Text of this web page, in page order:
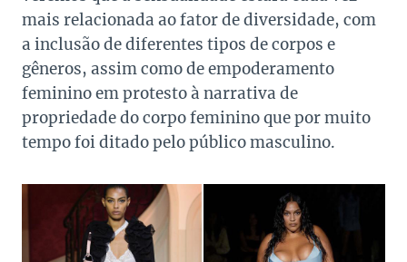
mais relacionada ao fator de diversidade, com
a inclusão de diferentes tipos de corpos e
gêneros, assim como de empoderamento
feminino em protesto à narrativa de
propriedade do corpo feminino que por muito
tempo foi ditado pelo público masculino.